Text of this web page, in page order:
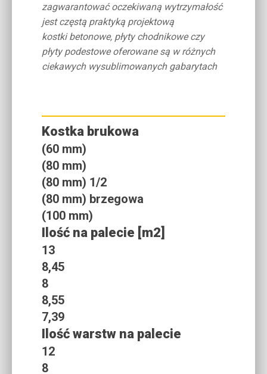
zagwarantować oczekiwaną wytrzymałość
jest częstą praktyką projektową
kostki betonowe, płyty chodnikowe czy
płyty podestowe oferowane są w różnych
ciekawych wysublimowanych gabarytach
Kostka brukowa
(60 mm)
(80 mm)
(80 mm) 1/2
(80 mm) brzegowa
(100 mm)
Ilość na palecie [m2]
13
8,45
8
8,55
7,39
Ilość warstw na palecie
12
8